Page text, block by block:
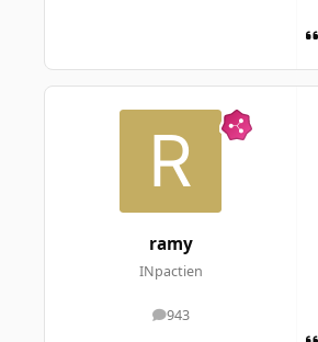
ramy
INpactien
943
messages